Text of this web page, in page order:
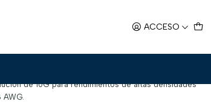
ACCESO
SFTP LSZH
de 10G para rendimientos de altas densidades